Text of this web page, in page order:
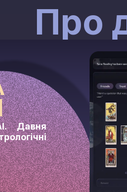
Про
Давня